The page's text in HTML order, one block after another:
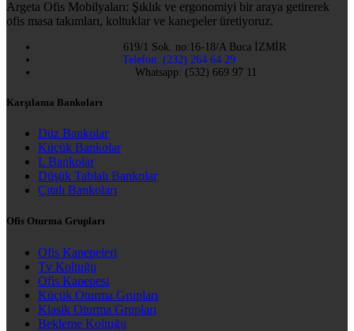
79,800.00 ₺
Argeta Ofis Mobilyaları: Şıklık ve ergonomiyi bir araya getirerek
ofis masa takımları, koltuklar ve kanepeler üretiyoruz.
619/1 Sok. no:16-18/A Buca İZMİR
Telefon: (232) 264 64 29
Whatsapp: (532) 669 97 11
Karşılama Bankoları
Düz Bankolar
Küçük Bankolar
L Bankolar
Düşük Tablalı Bankolar
Çıtalı Bankoları
Ofis Oturma Grupları
Ofis Kanepeleri
Tv Koltuğu
Ofis Kanepesi
Küçük Oturma Grupları
Klasik Oturma Grupları
Bekleme Koltuğu